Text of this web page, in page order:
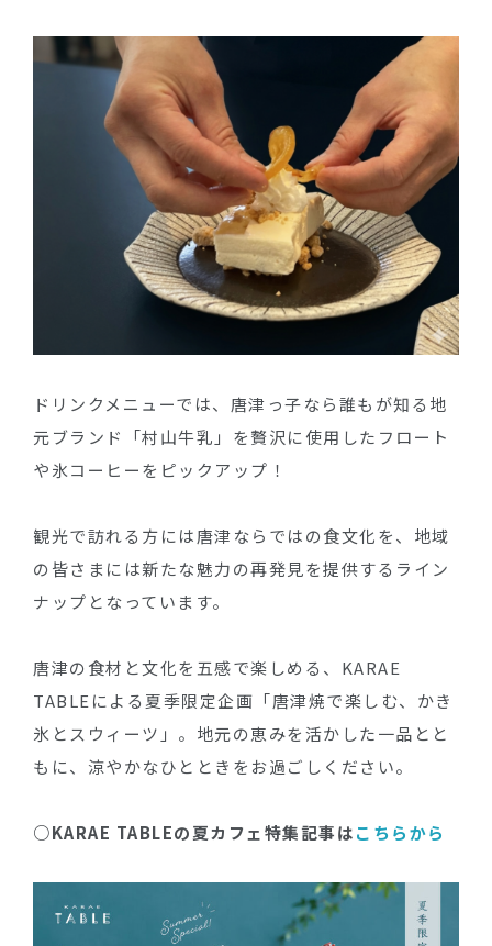
ドリンクメニューでは、唐津っ子なら誰もが知る地
元ブランド「村山牛乳」を贅沢に使用したフロート
や氷コーヒーをピックアップ！
観光で訪れる方には唐津ならではの食文化を、地域
の皆さまには新たな魅力の再発見を提供するライン
ナップとなっています。
唐津の食材と文化を五感で楽しめる、KARAE
TABLEによる夏季限定企画「唐津焼で楽しむ、かき
氷とスウィーツ」。地元の恵みを活かした一品とと
もに、涼やかなひとときをお過ごしください。
○KARAE TABLEの夏カフェ特集記事はこちらから